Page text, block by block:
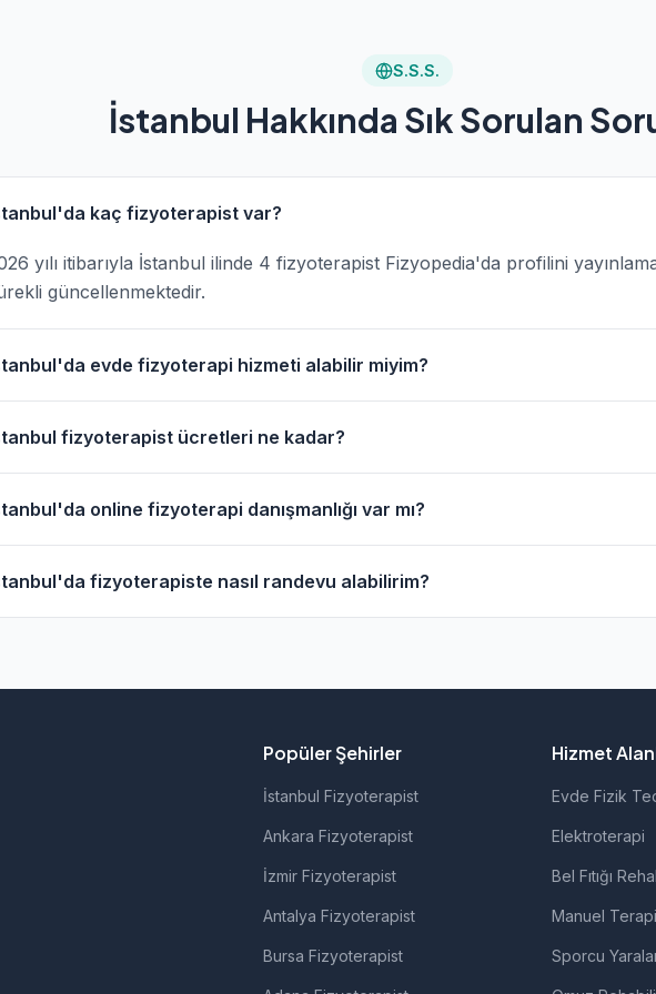
S.S.S.
İstanbul Hakkında Sık Sorulan
kaç fizyoterapist var?
yılı itibarıyla İstanbul ilinde 4 fizyoterapist Fizyopedia'da profilini
güncellenmektedir.
evde fizyoterapi hizmeti alabilir miyim?
filtresini kullanarak evde fizyoterapi hizmeti veren fizyoterapistleri
fizyoterapist ücretleri ne kadar?
Güncel fiyat bilgisi için fizyoterapistlerin profil sayfalarını
geçebilirsiniz.
online fizyoterapi danışmanlığı var mı?
Online hizmet veren fizyoterapistleri filtreleyerek bulabilirsiniz.
fizyoterapiste nasıl randevu alabilirim?
Popüler Şehirler
İstanbul Fizyoterapist
Ankara Fizyoterapist
İzmir Fizyoterapist
Antalya Fizyoterapist
Bursa Fizyoterapist
Hizmet
Evde Fizik
Elektroterapi
Bel Fıtığı
Manuel Terapi
Sporcu